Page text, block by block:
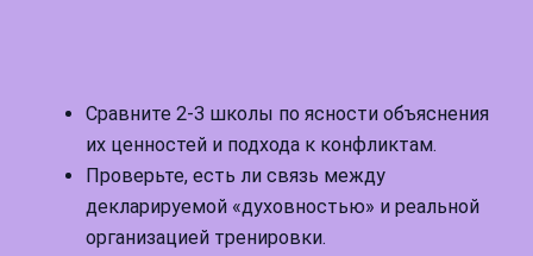
Сравните 2-3 школы по ясности объяснения
их ценностей и подхода к конфликтам.
Проверьте, есть ли связь между
декларируемой «духовностью» и реальной
организацией тренировки.